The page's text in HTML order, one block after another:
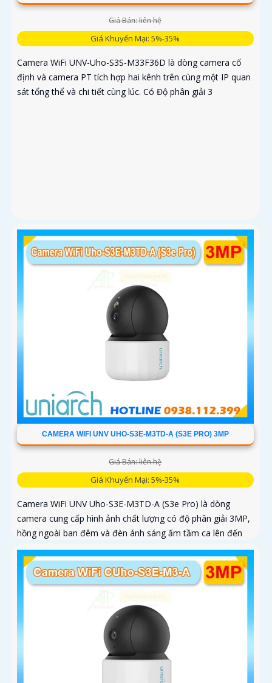
Giá Bán: liên hệ
Giá Khuyến Mại: 5%-35%
Camera WiFi UNV-Uho-S3S-M33F36D là dòng camera cố
định và camera PT tích hợp hai kênh trên cùng một IP quan
sát tổng thể và chi tiết cùng lúc. Có Độ phân giải 3
CAMERA WIFI UNV UHO-S3E-M3TD-A (S3E PRO) 3MP
Giá Bán: liên hệ
Giá Khuyến Mại: 5%-35%
Camera WiFi UNV Uho-S3E-M3TD-A (S3e Pro) là dòng
camera cung cấp hình ảnh chất lượng có độ phân giải 3MP,
hồng ngoài ban đêm và đèn ánh sáng ấm tầm ca lên đến
10m